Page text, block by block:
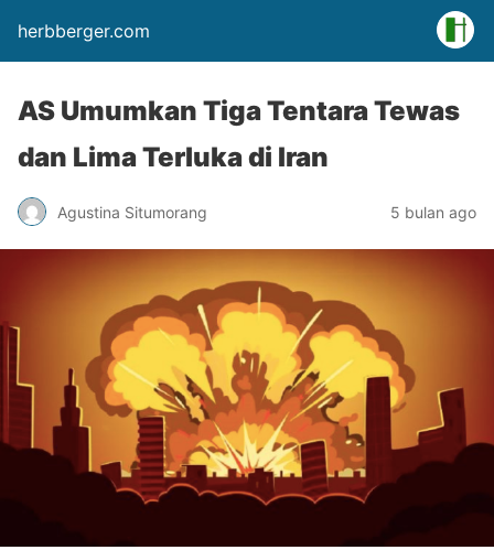
herbberger.com
AS Umumkan Tiga Tentara Tewas
dan Lima Terluka di Iran
Agustina Situmorang 5 bulan ago